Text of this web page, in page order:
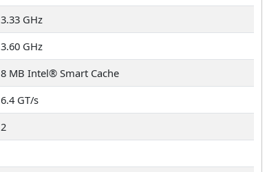
3.33 GHz
3.60 GHz
8 MB Intel® Smart Cache
6.4 GT/s
2